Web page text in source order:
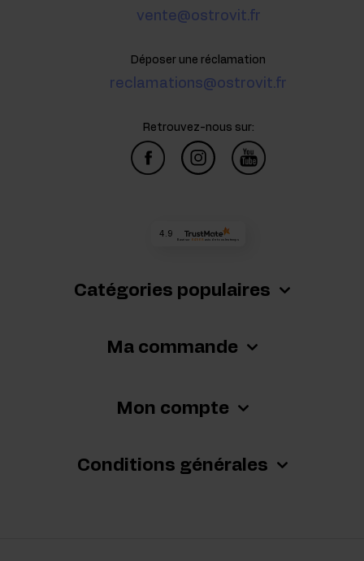
Catégories populaires
Ma commande
Mon compte
Conditions générales
vente@ostrovit.fr
Déposer une réclamation
reclamations@ostrovit.fr
Retrouvez-nous sur:
4.9
Basé sur 64 968 avis de tous les temps